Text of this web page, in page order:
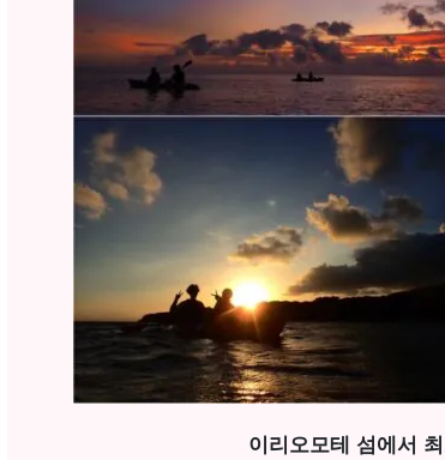
이리오모테 섬에서